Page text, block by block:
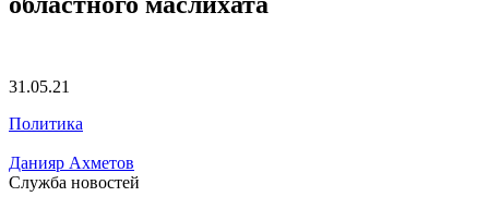
31.05.21
Политика
Данияр Ахметов
Служба новостей